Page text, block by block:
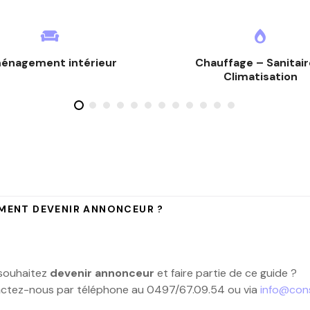
intérieur
Chauffage –
Climatisation
DEVENIR ANNONCEUR ?
devenir annonceur et faire partie de ce guide ?
nous par téléphone au 0497/67.09.54 ou via